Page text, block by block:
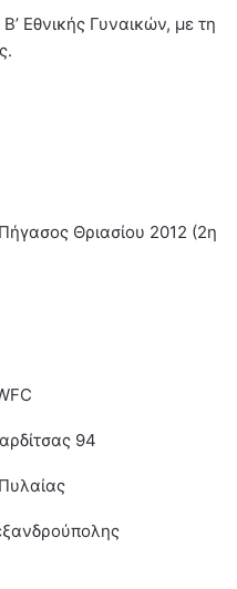
Εθνικής Γυναικών, με τη
Θριασίου 2012 (2η
94